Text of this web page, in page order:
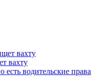
вахту